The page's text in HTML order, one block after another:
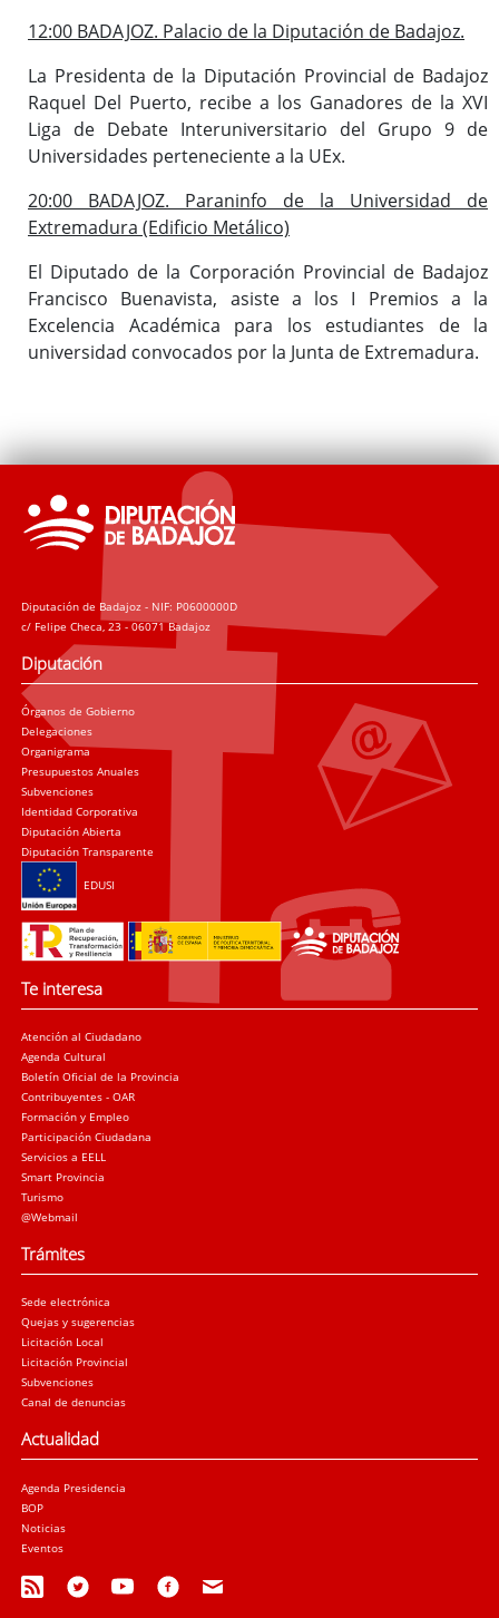
12:00 BADAJOZ. Palacio de la Diputación de Badajoz.
La Presidenta de la Diputación Provincial de Badajoz
Raquel Del Puerto, recibe a los Ganadores de la XVI
Liga de Debate Interuniversitario del Grupo 9 de
Universidades perteneciente a la UEx.
20:00 BADAJOZ. Paraninfo de la Universidad de
Extremadura (Edificio Metálico)
El Diputado de la Corporación Provincial de Badajoz
Francisco Buenavista, asiste a los I Premios a la
Excelencia Académica para los estudiantes de la
universidad convocados por la Junta de Extremadura.
Diputación de Badajoz - NIF: P0600000D
c/ Felipe Checa, 23 - 06071 Badajoz
Diputación
Órganos de Gobierno
Delegaciones
Organigrama
Presupuestos Anuales
Subvenciones
Identidad Corporativa
Diputación Abierta
Diputación Transparente
EDUSI
Te interesa
Atención al Ciudadano
Agenda Cultural
Boletín Oficial de la Provincia
Contribuyentes - OAR
Formación y Empleo
Participación Ciudadana
Servicios a EELL
Smart Provincia
Turismo
@Webmail
Trámites
Sede electrónica
Quejas y sugerencias
Licitación Local
Licitación Provincial
Subvenciones
Canal de denuncias
Actualidad
Agenda Presidencia
BOP
Noticias
Eventos